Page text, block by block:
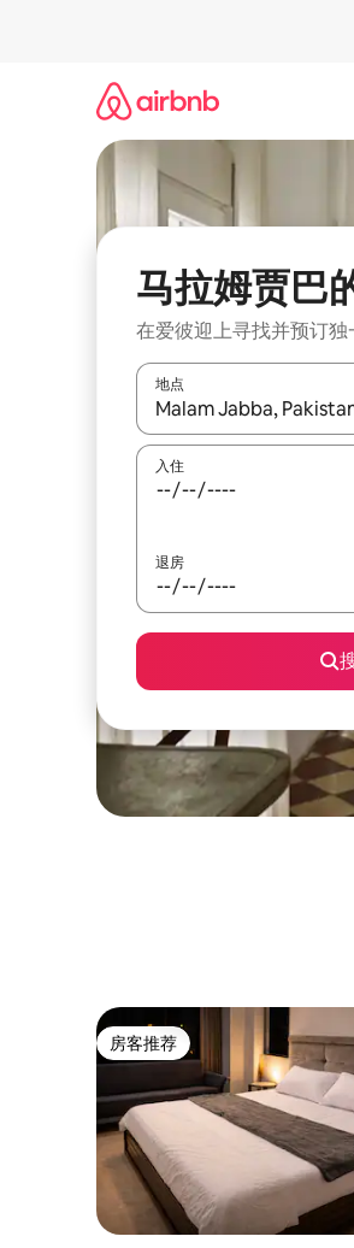
马拉姆贾巴
在爱彼迎上寻找并预订
地点
如有搜索结果，请使用上
入住
退房
房客推荐
房客推荐